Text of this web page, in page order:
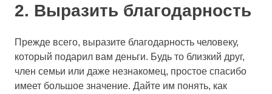
2. Выразить благодарность
Прежде всего, выразите благодарность человеку,
который подарил вам деньги. Будь то близкий друг,
член семьи или даже незнакомец, простое спасибо
имеет большое значение. Дайте им понять, как